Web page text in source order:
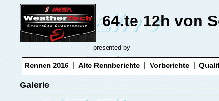
64.te 12h von
presented by
Rennen 2016 | Alte Rennberichte | Vorberichte |
Galerie